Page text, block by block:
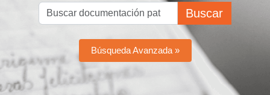
Buscar
Búsqueda Avanzada »